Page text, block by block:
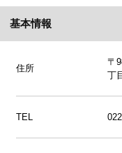
基本情報
住所
〒
丁
TEL